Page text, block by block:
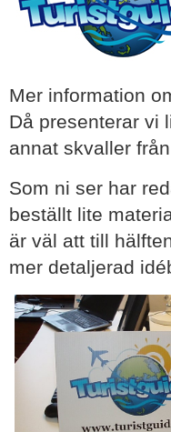
Mer information
Då presenterar vi
annat skvaller
Som ni ser har
beställt lite
är väl att till
mer detaljerad